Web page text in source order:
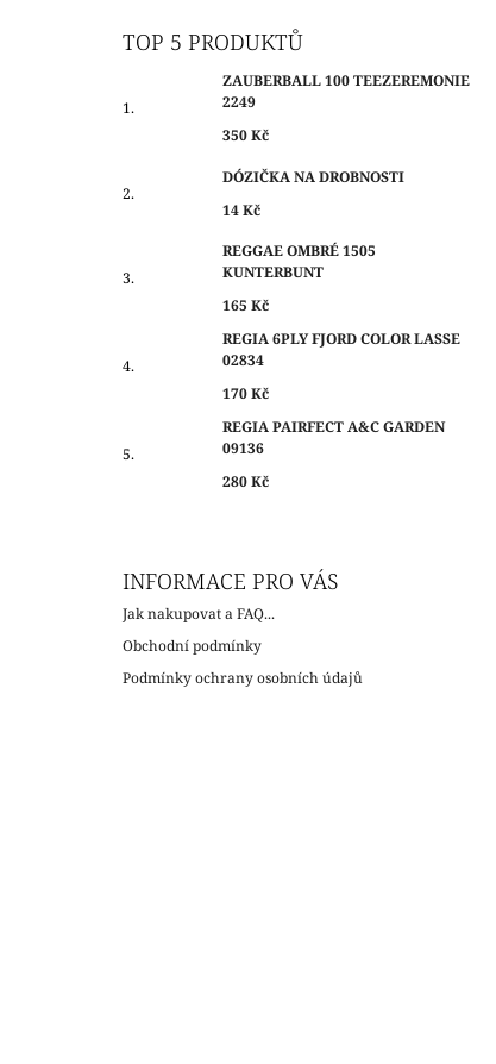
TOP 5 PRODUKTŮ
ZAUBERBALL 100 TEEZEREMONIE
2249
350 Kč
DÓZIČKA NA DROBNOSTI
14 Kč
REGGAE OMBRÉ 1505
KUNTERBUNT
165 Kč
REGIA 6PLY FJORD COLOR LASSE
02834
170 Kč
REGIA PAIRFECT A&C GARDEN
09136
280 Kč
INFORMACE PRO VÁS
Jak nakupovat a FAQ...
Obchodní podmínky
Podmínky ochrany osobních údajů